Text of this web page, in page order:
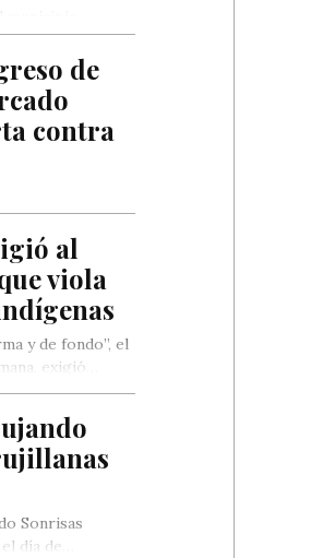
la
de
contra
al
viola
y de fondo”, el
exigió…
Sonrisas
día de…